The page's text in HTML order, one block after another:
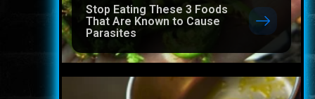
Stop Eating These 3 Foods
That Are Known to Cause
Parasites